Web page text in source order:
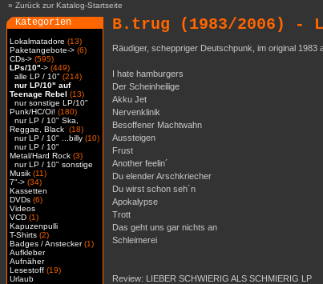
» Zurück zur Katalog-Startseite
Kategorien
Lokalmatadore (13)
Paketangebote-> (6)
CDs-> (595)
LPs/10"-> (449)
alle LP / 10" (214)
nur LP/10" auf
Teenage Rebel (13)
nur sonstige LP/10"
Punk/HC/Oi! (180)
nur LP / 10" Ska,
Reggae, Black (18)
nur LP / 10" ...billy (10)
nur LP / 10"
Metal/Hard Rock (3)
nur LP / 10" sonstige
Musik (11)
7"-> (34)
Kassetten
DVDs (6)
Videos
VCD (1)
Kapuzenpulli
T-Shirts (2)
Badges / Anstecker(1)
Aufkleber
Aufnäher
Lesestoff (19)
Urlaub
B.trug (1983/2006) -
Räudiger, scheppriger Deutschpunk, im original
I hate hamburgers
Der Scheinheilige
Akku Jet
Nervenklinik
Besoffener Machtwahn
Aussteigen
Frust
Another feelin´
Du elender Arschkriecher
Du wirst schon seh´n
Apokalypse
Trott
Das geht uns gar nichts an
Schleimerei
Review: LIEBER SCHWIERIG ALS SCHMIERIG LP